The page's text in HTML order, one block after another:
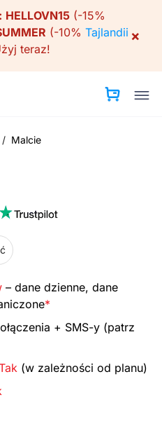
HELLOVN15 (-15%
(-10% Tajlandii
teraz!
×
/ Malcie
– dane dzienne, dane
*
+ SMS-y (patrz
(w zależności od planu)